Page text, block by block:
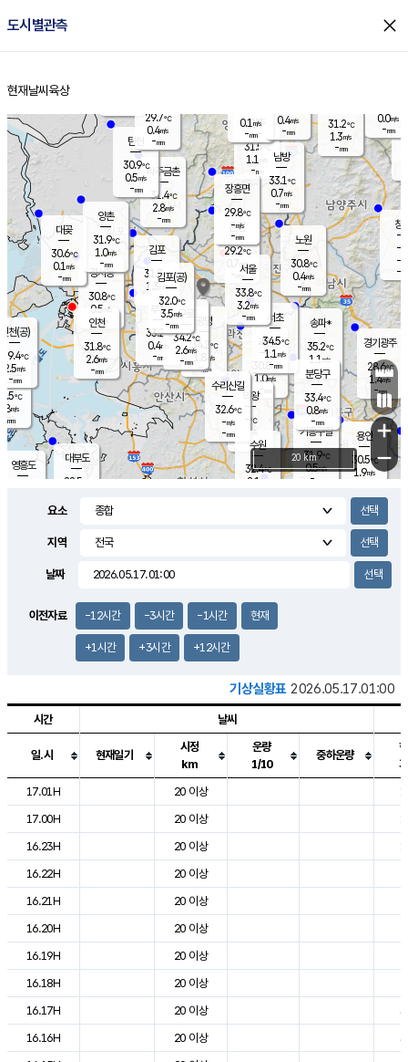
도시별관측 close
홈
현재날씨 육상
의도
℃
m/s
mm
영흥도
양주
31.5℃
1.1
-mm
과천
30.8℃
1.0m/s
- mm
용인
30.5℃
1.9m/s
경기광주
28.6℃
1.4m/s
-mm
1.4m/s
대부도
28.5
경서동
30.8℃
0.5 m/s
-mm
파주금촌
31.4℃
2.8m/s
-mm
31.2℃
1.3m/s
-mm
대곶
30.6℃
0.1 m/s
-mm
창
-
-m/
-
탄현
30.9℃
0.5m/s
-mm
0.0m/s
-mm
의왕
- ℃
m/s
mm
김포
31.8℃
1.3 m/s
mm
광명
34.2 ℃
1.8 m/s
-mm
부천
33.2℃
0.4m/s
-mm
양촌
31.9℃
1.0m/s
-mm
구로
34.2℃
2.6m/s
-mm
은평
29.2℃
0.7 m/s
- mm
노원
30.8℃
0.4m/s
-mm
송파*
35.2℃
1.1 m/s
-mm
서초
34.5℃
1.1 m/s
-mm
남방
33.1℃
0.7m/s
-mm
기흥구갈
31.9℃
0.5m/s
-
수리산길
32.6℃
-m/s
-mm
분당구
33.4℃
0.8m/s
-mm
장흥면
29.8℃
-m/s
-mm
0.1 m/s
-mm
인천(공)
29.4℃
2.5m/s
-mm
김포(공)
32.0℃
3.5m/s
-mm
수원
32.4℃
2.1 m/s
인천
31.8℃
2.6m/s
-mm
서울
33.8℃
3.2m/s
-mm
29.7℃
0.4m/s
-mm
0.4m/s
-mm
+
−
20 km
요소
지역
날짜
이전자료 -12시간 -3시간 -1시간 현재
+1시간 +3시간 +12시간
기상실황표 2026.05.17.01:00
도시별 기상실황표로 지점, 날씨, 기온, 강수, 바람, 기압등을 안내한 표입
시간 날씨
일.시 현재일기
시정
km
운량
1/10
중하운량
17.01H
20 이상
17.00H
20 이상
16.23H
20 이상
16.22H
20 이상
16.21H
20 이상
16.20H
20 이상
16.19H
20 이상
16.18H
20 이상
16.17H
20 이상
16.16H
20 이상